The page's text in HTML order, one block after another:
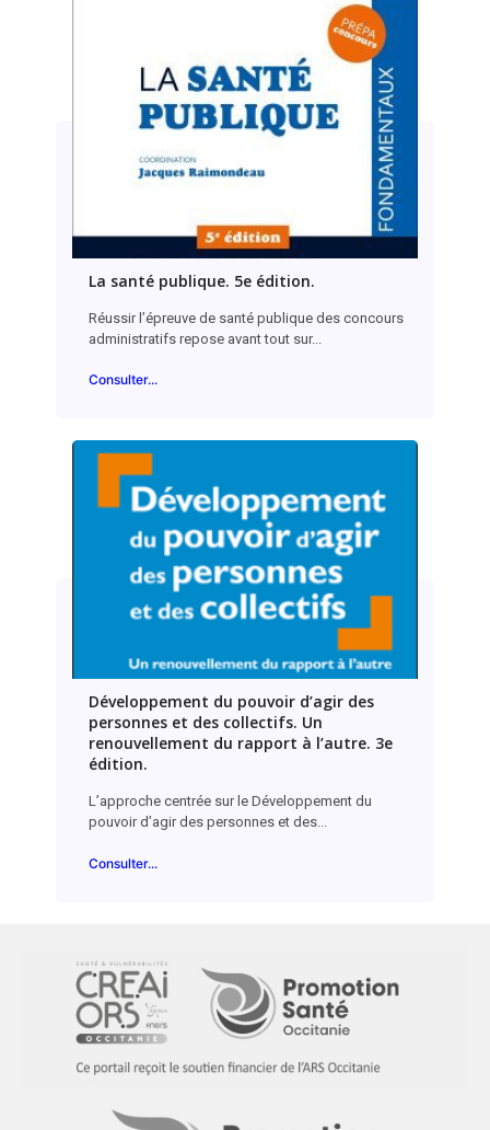
La santé publique. 5e édition.
Réussir l’épreuve de santé publique des concours
administratifs repose avant tout sur...
Consulter...
Développement du pouvoir d’agir des
personnes et des collectifs. Un
renouvellement du rapport à l’autre. 3e
édition.
L’approche centrée sur le Développement du
pouvoir d’agir des personnes et des...
Consulter...